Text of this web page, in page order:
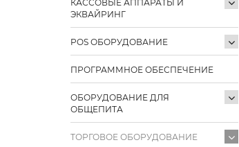
КАССОВЫЕ АППАРАТЫ И
ЭКВАЙРИНГ
POS ОБОРУДОВАНИЕ
ПРОГРАММНОЕ ОБЕСПЕЧЕНИЕ
ОБОРУДОВАНИЕ ДЛЯ
ОБЩЕПИТА
ТОРГОВОЕ ОБОРУДОВАНИЕ